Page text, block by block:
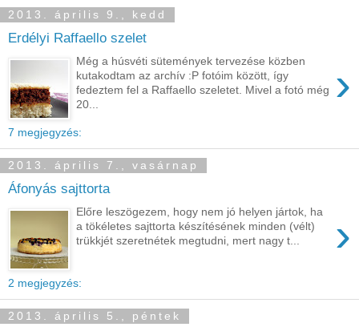
2013. április 9., kedd
Erdélyi Raffaello szelet
›
Még a húsvéti sütemények tervezése közben
kutakodtam az archív :P fotóim között, így
fedeztem fel a Raffaello szeletet. Mivel a fotó még
20...
7 megjegyzés:
2013. április 7., vasárnap
Áfonyás sajttorta
›
Előre leszögezem, hogy nem jó helyen jártok, ha
a tökéletes sajttorta készítésének minden (vélt)
trükkjét szeretnétek megtudni, mert nagy t...
2 megjegyzés:
2013. április 5., péntek